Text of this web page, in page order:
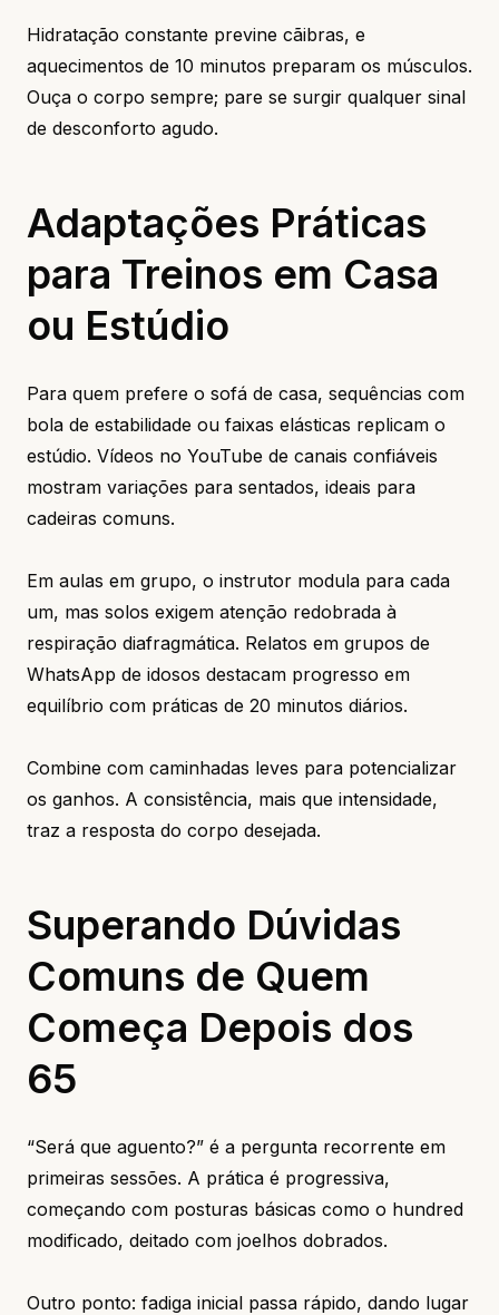
Hidratação constante previne cãibras, e
aquecimentos de 10 minutos preparam os músculos.
Ouça o corpo sempre; pare se surgir qualquer sinal
de desconforto agudo.
Adaptações Práticas
para Treinos em Casa
ou Estúdio
Para quem prefere o sofá de casa, sequências com
bola de estabilidade ou faixas elásticas replicam o
estúdio. Vídeos no YouTube de canais confiáveis
mostram variações para sentados, ideais para
cadeiras comuns.
Em aulas em grupo, o instrutor modula para cada
um, mas solos exigem atenção redobrada à
respiração diafragmática. Relatos em grupos de
WhatsApp de idosos destacam progresso em
equilíbrio com práticas de 20 minutos diários.
Combine com caminhadas leves para potencializar
os ganhos. A consistência, mais que intensidade,
traz a resposta do corpo desejada.
Superando Dúvidas
Comuns de Quem
Começa Depois dos
65
“Será que aguento?” é a pergunta recorrente em
primeiras sessões. A prática é progressiva,
começando com posturas básicas como o hundred
modificado, deitado com joelhos dobrados.
Outro ponto: fadiga inicial passa rápido, dando lugar